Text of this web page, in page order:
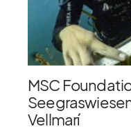
MSC
Vellmarí